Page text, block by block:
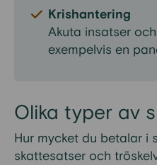
Krishantering
Akuta insatser
exempelvis en
Olika typer av
Hur mycket du betalar i
skattesatser och